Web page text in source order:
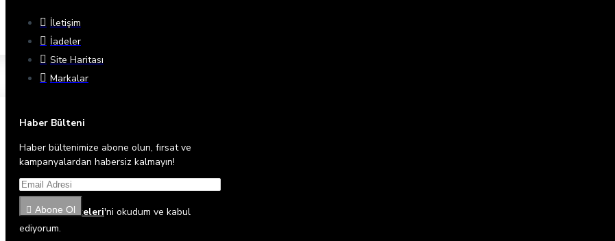
İletişim
İadeler
Site Haritası
Markalar
Haber Bülteni
Haber bültenimize abone olun, fırsat ve
kampanyalardan habersiz kalmayın!
Abone Ol
Gizlilik İlkeleri'ni okudum ve kabul
ediyorum.